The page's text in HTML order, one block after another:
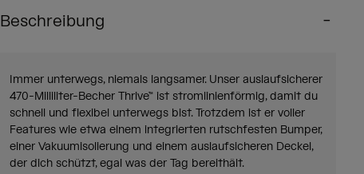
Beschreibung
Immer unterwegs, niemals langsamer. Unser auslaufsicherer
470-Milliliter-Becher Thrive™ ist stromlinienförmig, damit du
schnell und flexibel unterwegs bist. Trotzdem ist er voller
Features wie etwa einem integrierten rutschfesten Bumper,
einer Vakuumisolierung und einem auslaufsicheren Deckel,
der dich schützt, egal was der Tag bereithält.